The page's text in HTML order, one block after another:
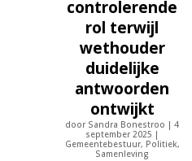
controlerende
rol terwijl
wethouder
duidelijke
antwoorden
ontwijkt
door Sandra Bonestroo |4
september 2025 |
Gemeentebestuur, Politiek,
Samenleving